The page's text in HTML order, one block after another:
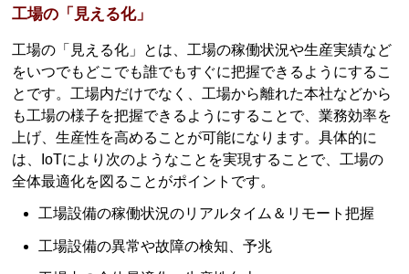
工場の「見える化」
工場の「見える化」とは、工場の稼働状況や生産実績など
をいつでもどこでも誰でもすぐに把握できるようにするこ
とです。工場内だけでなく、工場から離れた本社などから
も工場の様子を把握できるようにすることで、業務効率を
上げ、生産性を高めることが可能になります。具体的に
は、IoTにより次のようなことを実現することで、工場の
全体最適化を図ることがポイントです。
工場設備の稼働状況のリアルタイム＆リモート把握
工場設備の異常や故障の検知、予兆